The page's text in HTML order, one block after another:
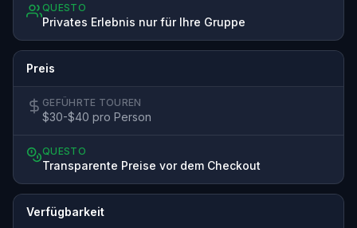
QUESTO
Privates Erlebnis nur für Ihre Gruppe
Preis
GEFÜHRTE TOUREN
$30-$40 pro Person
QUESTO
Transparente Preise vor dem Checkout
Verfügbarkeit